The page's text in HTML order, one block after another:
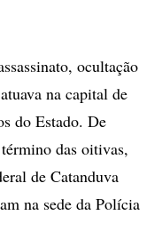
ocultação
na capital de
do Estado. De
das oitivas,
de Catanduva
na sede da Polícia